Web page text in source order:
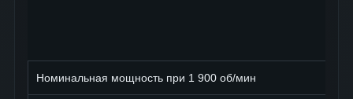
Номинальная мощность при 1 900 об/мин